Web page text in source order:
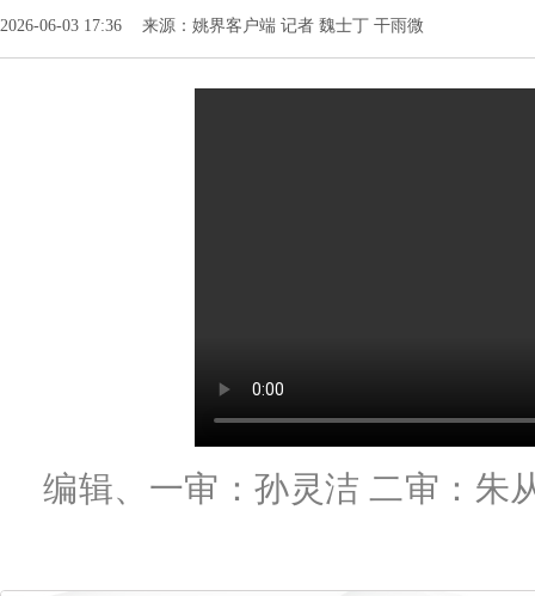
2026-06-03 17:36 来源：姚界客户端 记者 魏士丁 干雨微
编辑、一审：孙灵洁 二审：朱